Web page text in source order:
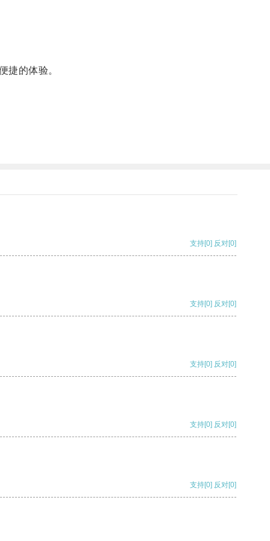
的体验。
支持[0] 反对[0]
支持[0] 反对[0]
支持[0] 反对[0]
支持[0] 反对[0]
支持[0] 反对[0]